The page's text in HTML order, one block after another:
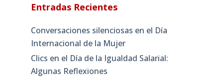
Entradas Recientes
Conversaciones silenciosas en el Día
Internacional de la Mujer
Clics en el Día de la Igualdad Salarial:
Algunas Reflexiones